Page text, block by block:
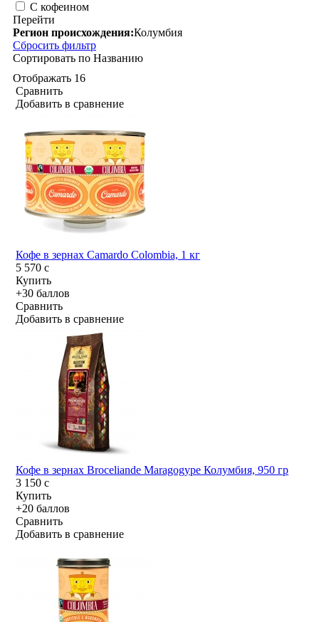
С кофеином
Перейти
Регион происхождения:Колумбия
Сбросить фильтр
Сортировать по Названию
Отображать 16
Сравнить
Добавить в сравнение
Кофе в зернах Camardo Colombia, 1 кг
5 570c
Купить
+30 баллов
Сравнить
Добавить в сравнение
Кофе в зернах Broceliande Maragogype Колумбия, 950 гр
3 150c
Купить
+20 баллов
Сравнить
Добавить в сравнение